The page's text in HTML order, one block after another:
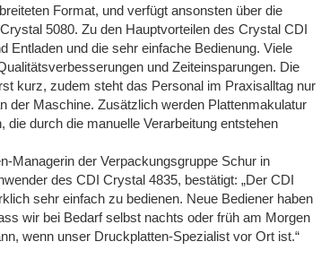
Format, und verfügt ansonsten über die
5080. Zu den Hauptvorteilen des Crystal CDI
Entladen und die sehr einfache Bedienung. Viele
und Zeiteinsparungen. Die
kurz, zudem steht das Personal im Praxisalltag nur
der Maschine. Zusätzlich werden Plattenmakulatur
die durch die manuelle Verarbeitung entstehen
Managerin der Verpackungsgruppe Schur in
des CDI Crystal 4835, bestätigt: „Der CDI
sehr einfach zu bedienen. Neue Bediener haben
wir bei Bedarf selbst nachts oder früh am Morgen
wenn unser Druckplatten-Spezialist vor Ort ist.“